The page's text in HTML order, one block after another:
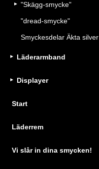
"Skägg-smycke"
"dread-smycke"
Smyckesdelar Äkta silver
Läderarmband
Displayer
Start
Läderrem
Vi slår in dina smycken!